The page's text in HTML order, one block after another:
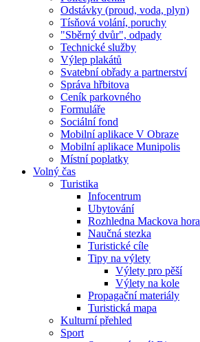
Odstávky (proud, voda, plyn)
Tísňová volání, poruchy
"Sběrný dvůr", odpady
Technické služby
Výlep plakátů
Svatební obřady a partnerství
Správa hřbitova
Ceník parkovného
Formuláře
Sociální fond
Mobilní aplikace V Obraze
Mobilní aplikace Munipolis
Místní poplatky
Volný čas
Turistika
Infocentrum
Ubytování
Rozhledna Mackova hora
Naučná stezka
Turistické cíle
Tipy na výlety
Výlety pro pěší
Výlety na kole
Propagační materiály
Turistická mapa
Kulturní přehled
Sport